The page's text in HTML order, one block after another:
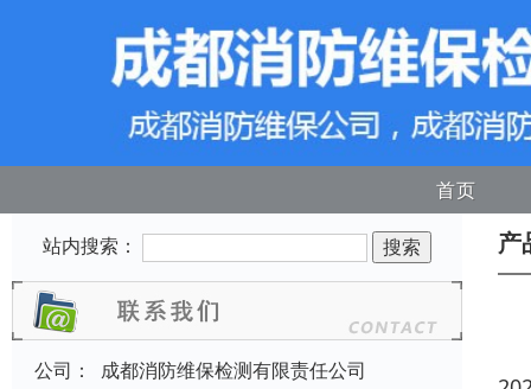
首页
站内搜索：
公司：
成都消防维保检测有限责任公司
产